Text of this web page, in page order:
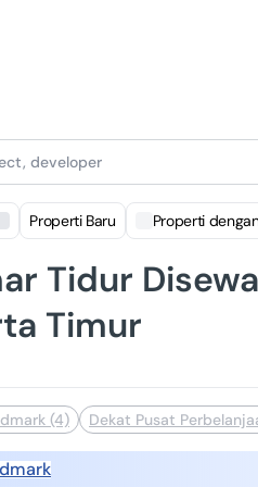
developer
Properti Baru Properti
Tidur
Timur
(4) Dekat Pusat